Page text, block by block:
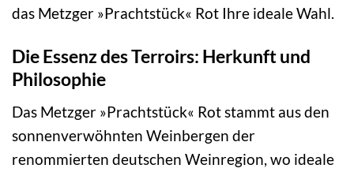
das Metzger »Prachtstück« Rot Ihre ideale Wahl.
Die Essenz des Terroirs: Herkunft und
Philosophie
Das Metzger »Prachtstück« Rot stammt aus den
sonnenverwöhnten Weinbergen der
renommierten deutschen Weinregion, wo ideale